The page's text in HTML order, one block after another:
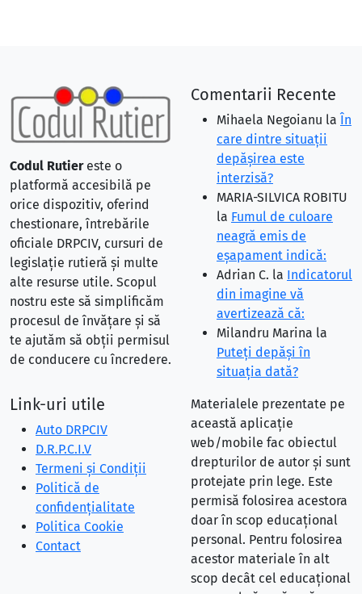
Codul Rutiereste o
platformă accesibilă pe
orice dispozitiv, oferind
chestionare, întrebările
oficiale DRPCIV, cursuri de
legislație rutieră și multe
alte resurse utile. Scopul
nostru este să simplificăm
procesul de învățare și să
te ajutăm să obții permisul
de conducere cu încredere.
Comentarii Recente
Mihaela Negoianu la În
care dintre situaţii
depăşirea este
interzisă?
MARIA-SILVICA ROBITU
la Fumul de culoare
neagră emis de
eşapament indică:
Adrian C. la Indicatorul
din imagine vă
avertizează că:
Milandru Marina la
Puteţi depăşi în
situaţia dată?
Link-uri utile
Auto DRPCIV
D.R.P.C.I.V
Termeni și Condiții
Politică de
confidențialitate
Politica Cookie
Contact
Materialele prezentate pe
această aplicație
web/mobile fac obiectul
drepturilor de autor și sunt
protejate prin lege. Este
permisă folosirea acestora
doar în scop educațional
personal. Pentru folosirea
acestor materiale în alt
scop decât cel educațional